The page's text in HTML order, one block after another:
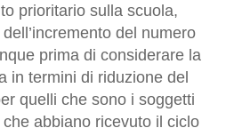
prioritario sulla scuola,
del numero
prima di considerare la
in termini di riduzione del
quelli che sono i soggetti
abbiano ricevuto il ciclo